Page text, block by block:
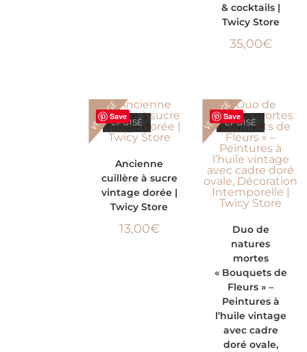
& cocktails |
Twicy Store
35,00€
Save
VINTAGEÉPUISÉ
Ancienne
cuillère à sucre
vintage dorée |
Twicy Store
13,00€
Save
VINTAGEÉPUISÉ
Duo de
natures
mortes
« Bouquets de
Fleurs » –
Peintures à
l’huile vintage
avec cadre
doré ovale,